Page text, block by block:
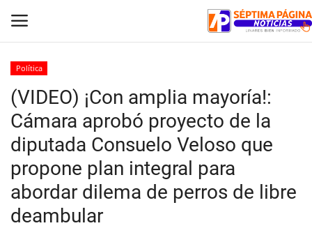
Inicio
Crónica
Policial
Tribunales
Política
(VIDEO) ¡Con amplia mayoría!:
Cámara aprobó proyecto de la
diputada Consuelo Veloso que
propone plan integral para
abordar dilema de perros de libre
deambular